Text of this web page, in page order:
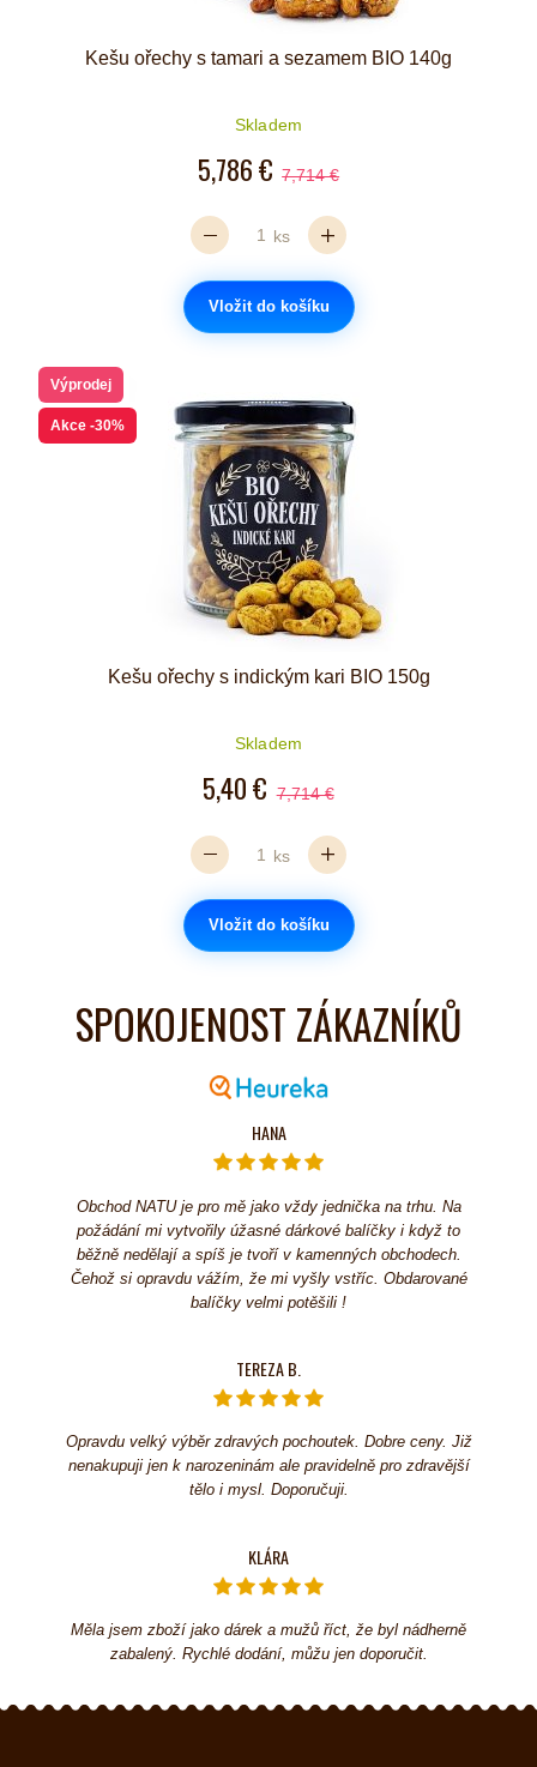
Kešu ořechy s tamari a sezamem BIO 140g
Skladem
5,786 € 7,714 €
ks
Vložit do košíku
Výprodej
Akce -30%
Kešu ořechy s indickým kari BIO 150g
Skladem
5,40 € 7,714 €
ks
Vložit do košíku
SPOKOJENOST ZÁKAZNÍKŮ
HANA
Obchod NATU je pro mě jako vždy jednička na trhu. Na
požádání mi vytvořily úžasné dárkové balíčky i když to
běžně nedělají a spíš je tvoří v kamenných obchodech.
Čehož si opravdu vážím, že mi vyšly vstříc. Obdarované
balíčky velmi potěšili !
TEREZA B.
Opravdu velký výběr zdravých pochoutek. Dobre ceny. Již
nenakupuji jen k narozeninám ale pravidelně pro zdravější
tělo i mysl. Doporučuji.
KLÁRA
Měla jsem zboží jako dárek a mužů říct, že byl nádherně
zabalený. Rychlé dodání, můžu jen doporučit.